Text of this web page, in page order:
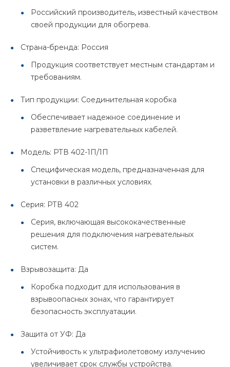
Российский производитель, известный качеством
своей продукции для обогрева.
Страна-бренда: Россия
Продукция соответствует местным стандартам и
требованиям.
Тип продукции: Соединительная коробка
Обеспечивает надежное соединение и
разветвление нагревательных кабелей.
Модель: РТВ 402-1П/1П
Специфическая модель, предназначенная для
установки в различных условиях.
Серия: РТВ 402
Серия, включающая высококачественные
решения для подключения нагревательных
систем.
Взрывозащита: Да
Коробка подходит для использования в
взрывоопасных зонах, что гарантирует
безопасность эксплуатации.
Защита от УФ: Да
Устойчивость к ультрафиолетовому излучению
увеличивает срок службы устройства.